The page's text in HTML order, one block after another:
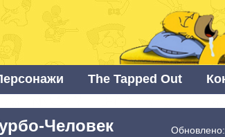
The Tapped Out
Человек